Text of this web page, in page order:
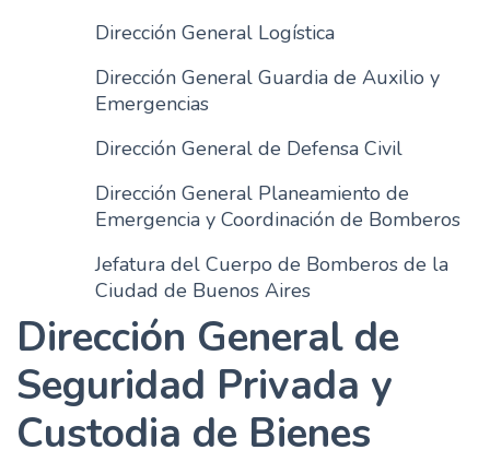
Dirección General Logística
Dirección General Guardia de Auxilio y
Emergencias
Dirección General de Defensa Civil
Dirección General Planeamiento de
Emergencia y Coordinación de Bomberos
Jefatura del Cuerpo de Bomberos de la
Ciudad de Buenos Aires
Dirección General de
Seguridad Privada y
Custodia de Bienes